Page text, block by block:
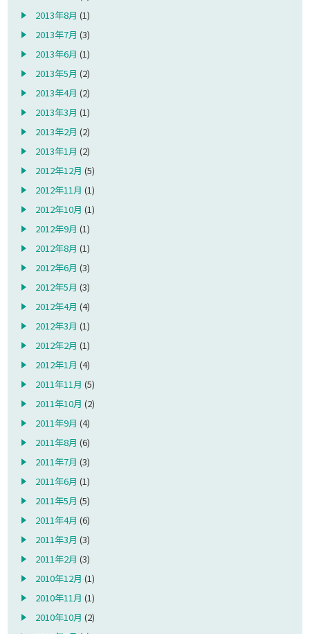
2013年8月 (1)
2013年7月 (3)
2013年6月 (1)
2013年5月 (2)
2013年4月 (2)
2013年3月 (1)
2013年2月 (2)
2013年1月 (2)
2012年12月 (5)
2012年11月 (1)
2012年10月 (1)
2012年9月 (1)
2012年8月 (1)
2012年6月 (3)
2012年5月 (3)
2012年4月 (4)
2012年3月 (1)
2012年2月 (1)
2012年1月 (4)
2011年11月 (5)
2011年10月 (2)
2011年9月 (4)
2011年8月 (6)
2011年7月 (3)
2011年6月 (1)
2011年5月 (5)
2011年4月 (6)
2011年3月 (3)
2011年2月 (3)
2010年12月 (1)
2010年11月 (1)
2010年10月 (2)